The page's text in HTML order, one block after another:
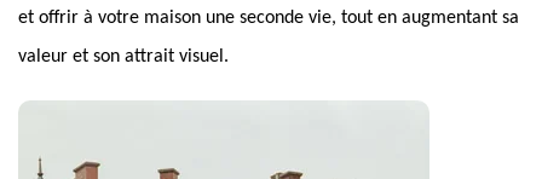
et offrir à votre maison une seconde vie, tout en augmentant sa
valeur et son attrait visuel.